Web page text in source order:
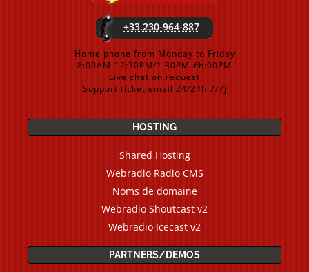
+33.230-964-887
Home phone from Monday to Friday
8:00AM-12:30PM/1:30PM-6h:00PM
Live chat on request
Support ticket email 24/24h 7/7j
HOSTING
Shared Hosting
Webradio Radio CMS
Noms de domaine
Webradio Shoutcast v2
Webradio Icecast v2
PARTNERS/DEMOS